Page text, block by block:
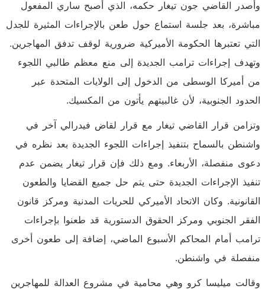
وأصدر القاضي جون تيغار حكمه، الذي أصبح ساري المفعول
مباشرة، بعد جلسة استماع حول طعن بالإجراءات المثيرة للجدل
التي تعتبرها الحكومة الأميركية ضرورية لوقف تدفق المهاجرين.
وتهدف إجراءات ترامب الجديدة إلى منع معظم طالبي اللجوء
من أميركا الوسطى من الدخول إلى الولايات المتحدة عبر
الحدود الجنوبية، لأن غالبيتهم يأتون من المكسيك.
وتزامن قرار القاضي تيغار مع قرار لقاض فيدرالي آخر في
واشنطن بالسماح بتنفيذ إجراءات اللجوء الجديدة بعد نظره في
دعوى منفصلة، الأربعاء. ومع ذلك فإن قرار تيغار يضمن عدم
تنفيذ الإجراءات الجديدة حتى يتم حل جميع القضايا والطعون
القانونية. وكان الاتحاد الأميركي للحريات المدنية ومركز قانون
الفقر الجنوبي ومركز الحقوق الدستورية قد طعنوا بإجراءات
ترامب أمام المحاكم الأسبوع الماضي، إضافة إلى طعون أخرى
منفصلة في واشنطن.
وقالت ميليسا كرو وهي محامية في مشروع العدالة للمهاجرين